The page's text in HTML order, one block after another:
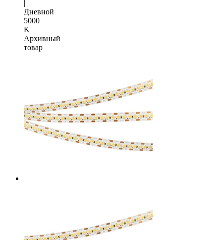
Дневной
5000
K
Архивный
товар